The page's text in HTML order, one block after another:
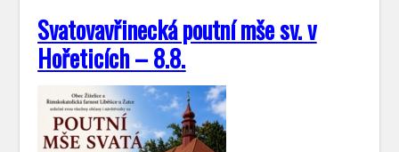
Svatovavřinecká poutní mše sv. v
Hořeticích – 8.8.